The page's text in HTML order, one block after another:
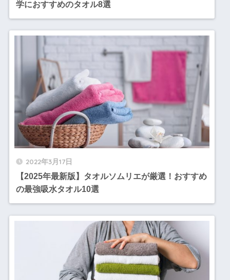
学におすすめのタオル8選
2022年3月17日
【2025年最新版】タオルソムリエが厳選！おすすめ
の最強吸水タオル10選